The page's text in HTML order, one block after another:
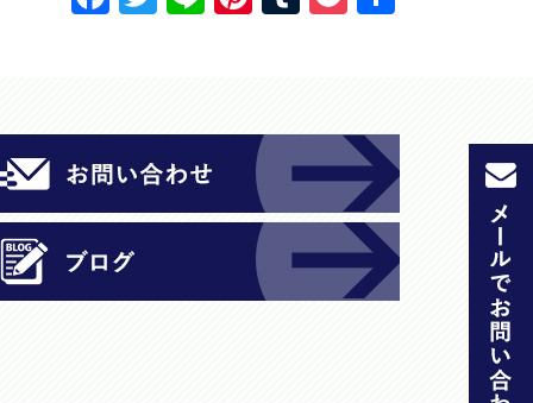
b
o
o
k
st
r et